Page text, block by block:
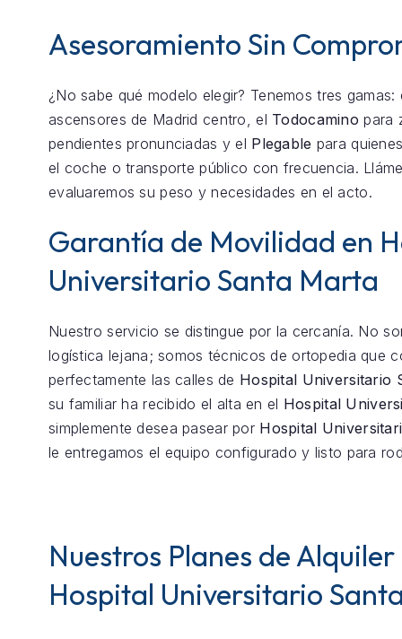
Asesoramiento Sin
¿No sabe qué modelo elegir? Tenemos tres
ascensores de Madrid centro, el Todocamino para
pendientes pronunciadas y el Plegable para
el coche o transporte público con frecuencia.
evaluaremos su peso y necesidades en el acto.
Garantía de Movilidad en
Universitario Santa Marta
Nuestro servicio se distingue por la cercanía. No
logística lejana; somos técnicos de ortopedia que
perfectamente las calles de Hospital Universitario
su familiar ha recibido el alta en el Hospital
simplemente desea pasear por Hospital
le entregamos el equipo configurado y listo para
Nuestros Planes de Alquiler
Hospital Universitario